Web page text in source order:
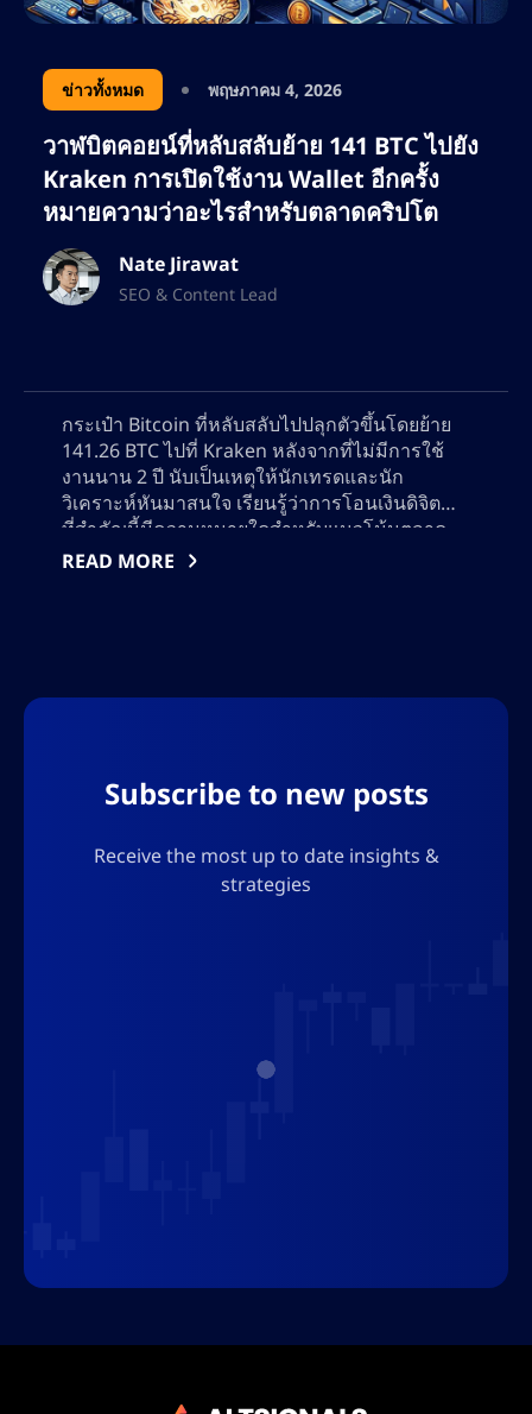
ข่าวทั้งหมด พฤษภาคม 4, 2026
วาฬบิตคอยน์ที่หลับสลับย้าย 141 BTC ไปยัง
Kraken การเปิดใช้งาน Wallet อีกครั้ง
หมายความว่าอะไรสำหรับตลาดคริปโต
Nate Jirawat
SEO & Content Lead
กระเป๋า Bitcoin ที่หลับสลับไปปลุกตัวขึ้นโดยย้าย
141.26 BTC ไปที่ Kraken หลังจากที่ไม่มีการใช้
งานนาน 2 ปี นับเป็นเหตุให้นักเทรดและนัก
วิเคราะห์หันมาสนใจ เรียนรู้ว่าการโอนเงินดิจิตอล
ที่สำคัญนี้มีความหมายใดสำหรับแนวโน้มตลาด
Bitcoin สัญญาณการเปิดใช้งานของกระเป๋า และ
READ MORE
Subscribe to new posts
Receive the most up to date insights &
strategies